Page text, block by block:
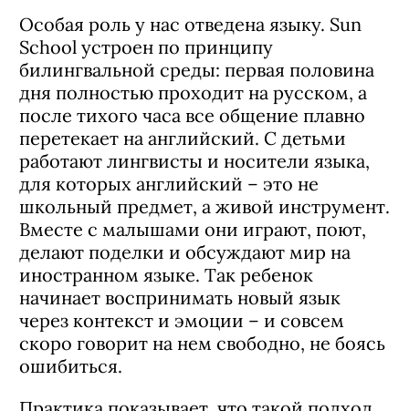
Особая роль у нас отведена языку. Sun
School устроен по принципу
билингвальной среды: первая половина
дня полностью проходит на русском, а
после тихого часа все общение плавно
перетекает на английский. С детьми
работают лингвисты и носители языка,
для которых английский – это не
школьный предмет, а живой инструмент.
Вместе с малышами они играют, поют,
делают поделки и обсуждают мир на
иностранном языке. Так ребенок
начинает воспринимать новый язык
через контекст и эмоции – и совсем
скоро говорит на нем свободно, не боясь
ошибиться.